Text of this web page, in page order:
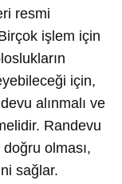
resmi
işlem için
için,
alınmalı ve
Randevu
olması,
sağlar.